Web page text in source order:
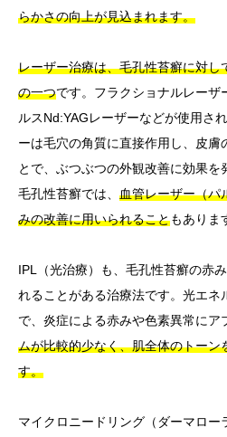
らかさの向上が見込まれます。
レーザー治療は、毛孔性苔癬に対し
の一つです。フラクショナルレー
ルスNd:YAGレーザーなどが使用さ
ーは毛穴の角質に直接作用し、皮膚
とで、ぶつぶつの外観改善に効果
毛孔性苔癬では、 血管レーザー（パ
みの改善に用いられることもありま
IPL（光治療）も、毛孔性苔癬の赤
れることがある治療法です。光エネ
で、炎症による赤みや色素異常にア
ムが比較的少なく、肌全体のトーン
す。
マイクロニードリング（ダーマロー